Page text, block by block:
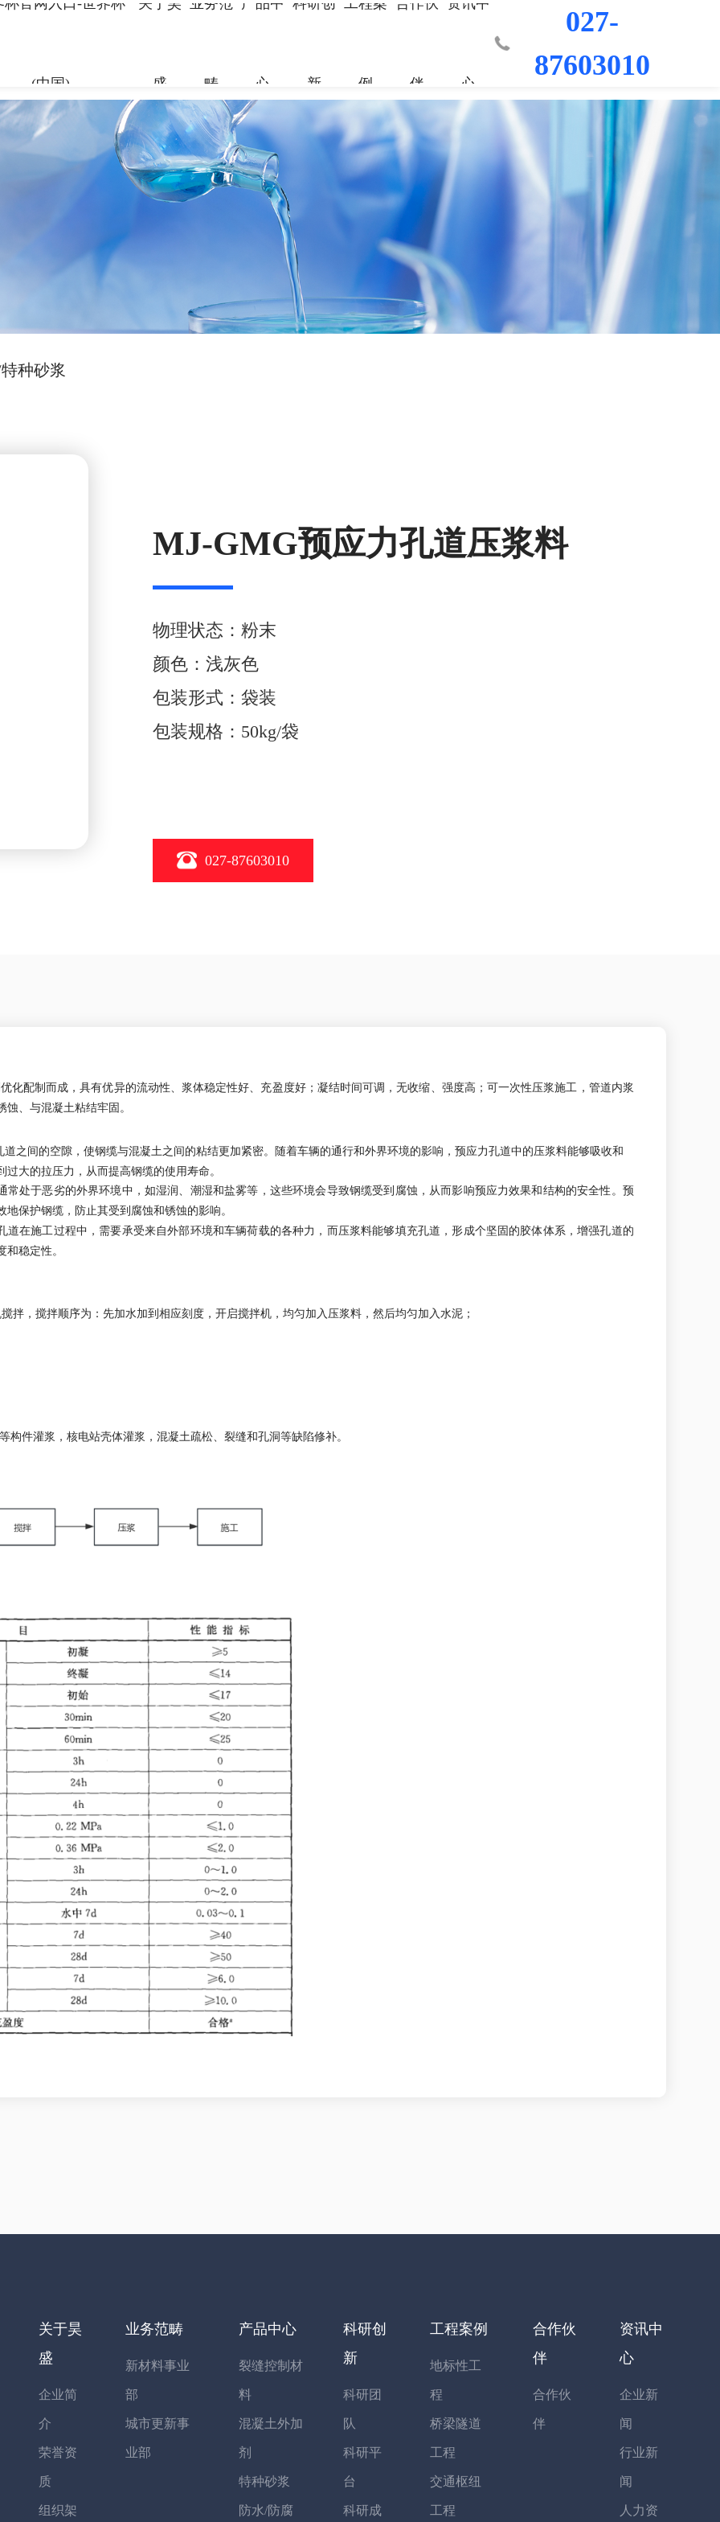
杯官网入口-世界杯
(中国)
关于昊
盛
关于昊盛
打造绿色建材，共筑美好生
企业简介 荣誉资质
组织架构
党建引领 员工风采
业务范
畴
业务范畴
打造绿色建材，共筑美好生
新材料事业部 城市更新事业部
产品中
心
产品中心
打造绿色建材，共筑美好生
裂缝控制材料 混凝土外加剂
特种砂浆
地坪材料 修缮材料
加固材料 防腐耐久材料
科研创
新
科研创新
打造绿色建材，共筑美好生
科研团队 科研平台
科研成果
工程案
例
工程案例 地标性工程 桥梁隧道工程
交通枢纽工程
工业防腐工程 机场码头工程
合作伙
伴
合作伙伴
打造绿色建材，共筑美好生
合作伙伴
资讯中
心
资讯中心
打造绿色建材，共筑美好生
企业新闻 行业新闻
人力资源
027-
87603010
特种砂浆
MJ-GMG预应力孔道压浆料
物理状态：粉末
颜色：浅灰色
包装形式：袋装
包装规格：50kg/袋
027-87603010
化配制而成，具有优异的流动性、浆体稳定性好、充盈度好；凝结时间可调，无收缩、强度高；可一次性压浆施工，管道内浆
、与混凝土粘结牢固。
之间的空隙，使钢缆与混凝土之间的粘结更加紧密。随着车辆的通行和外界环境的影响，预应力孔道中的压浆料能够吸收和
大的拉压力，从而提高钢缆的使用寿命。
常处于恶劣的外界环境中，如湿润、潮湿和盐雾等，这些环境会导致钢缆受到腐蚀，从而影响预应力效果和结构的安全性。预
保护钢缆，防止其受到腐蚀和锈蚀的影响。
道在施工过程中，需要承受来自外部环境和车辆荷载的各种力，而压浆料能够填充孔道，形成个坚固的胶体体系，增强孔道的
稳定性。
拌，搅拌顺序为：先加水加到相应刻度，开启搅拌机，均匀加入压浆料，然后均匀加入水泥；
件灌浆，核电站壳体灌浆，混凝土疏松、裂缝和孔洞等缺陷修补。
关于昊
盛
企业简
介
荣誉资
质
组织架
业务范畴
新材料事业
部
城市更新事
业部
产品中心
裂缝控制材
料
混凝土外加
剂
特种砂浆
防水/防腐
科研创
新
科研团
队
科研平
台
科研成
工程案例
地标性工
程
桥梁隧道
工程
交通枢纽
工程
合作伙
伴
合作伙
伴
资讯中
心
企业新
闻
行业新
闻
人力资